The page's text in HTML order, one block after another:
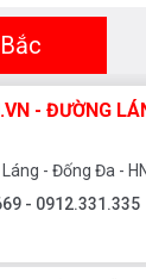
- ĐƯỜNG
- Đống Đa - HN
- 0912.331.335